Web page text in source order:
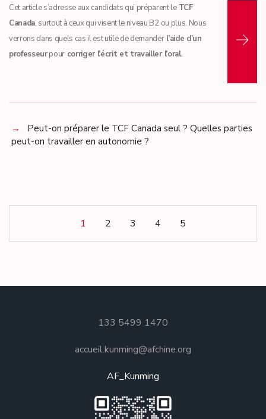
Cet article s’adresse aux candidats qui préparent le TCF
Canada, surtout à ceux qui visent le niveau B2 ou plus. Nous
verrons dans quels cas il est utile de demanderl’aide d’un
professeurpour corriger l’écrit et travailler l’oral.
Peut-on préparer le TCF Canada seul ? Quelles parties
peut-on travailler en autonomie ?
1 2 3 4 5
133 5499 1470
accueil.kunming@afchine.org
AF_Kunming